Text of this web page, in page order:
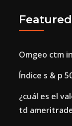
Omgeo ctm
Índice s & p
¿cuál es el
td